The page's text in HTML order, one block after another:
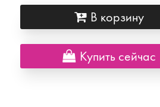
В корзину
Купить сейчас